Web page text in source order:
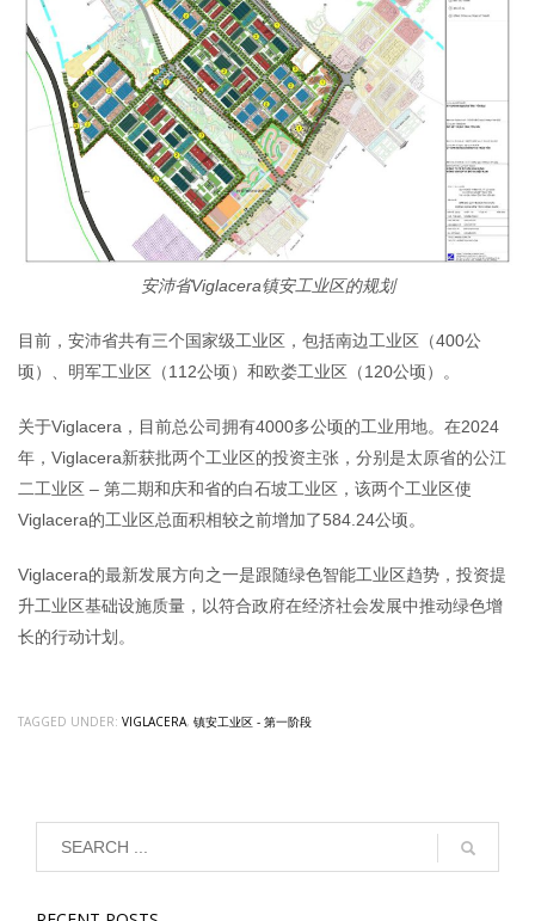
安沛省Viglacera镇安工业区的规划
目前，安沛省共有三个国家级工业区，包括南边工业区（400公
顷）、明军工业区（112公顷）和欧娄工业区（120公顷）。
关于Viglacera，目前总公司拥有4000多公顷的工业用地。在2024
年，Viglacera新获批两个工业区的投资主张，分别是太原省的公江
二工业区 – 第二期和庆和省的白石坡工业区，该两个工业区使
Viglacera的工业区总面积相较之前增加了584.24公顷。
Viglacera的最新发展方向之一是跟随绿色智能工业区趋势，投资提
升工业区基础设施质量，以符合政府在经济社会发展中推动绿色增
长的行动计划。
TAGGED UNDER: VIGLACERA, 镇安工业区 - 第一阶段